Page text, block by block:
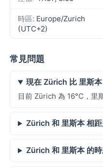
時區: Europe/Zurich
(UTC+2)
常見問題
現在 Zürich 比 里斯本
目前 Zürich 為 16°C，里
Zürich 和 里斯本 相距
Zürich 和 里斯本 的